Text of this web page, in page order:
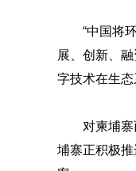
“中国将
展、创新、
字技术在生
对柬埔
埔寨正积极